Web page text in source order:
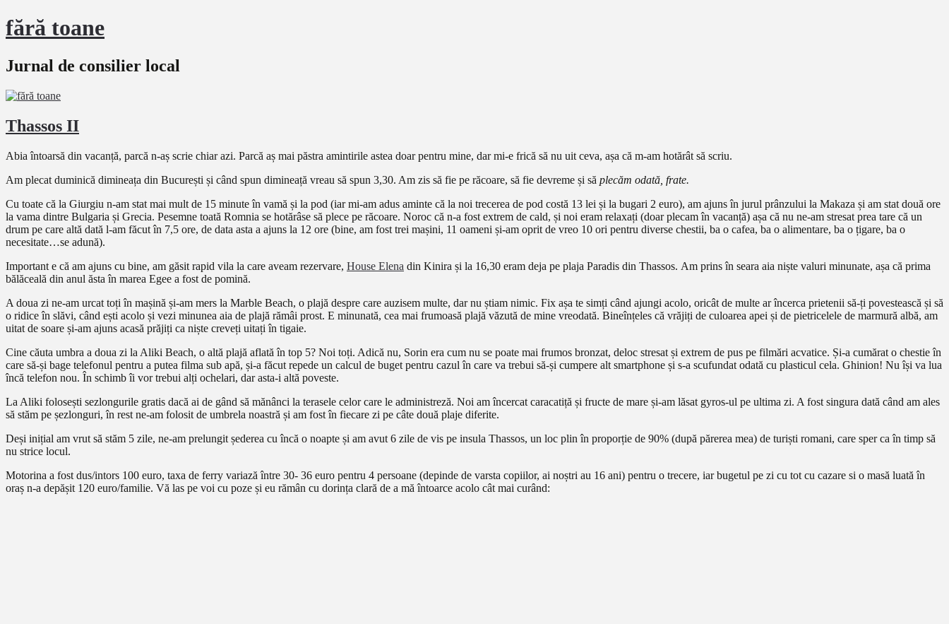
fără toane
Jurnal de consilier local
Thassos II
Abia întoarsă din vacanță, parcă n-aș scrie chiar azi. Parcă aș mai păstra amintirile astea doar pentru mine, dar mi-e frică să nu uit ceva, așa că m-am hotărât să scriu.
Am plecat duminică dimineața din București și când spun dimineață vreau să spun 3,30. Am zis să fie pe răcoare, să fie devreme și să plecăm odată, frate.
Cu toate că la Giurgiu n-am stat mai mult de 15 minute în vamă și la pod (iar mi-am adus aminte că la noi trecerea de pod costă 13 lei și la bugari 2 euro), am ajuns în jurul prânzului la Makaza și am stat două ore
la vama dintre Bulgaria și Grecia. Pesemne toată Romnia se hotărâse să plece pe răcoare. Noroc că n-a fost extrem de cald, și noi eram relaxați (doar plecam în vacanță) așa că nu ne-am stresat prea tare că un
drum pe care altă dată l-am făcut în 7,5 ore, de data asta a ajuns la 12 ore (bine, am fost trei mașini, 11 oameni și-am oprit de vreo 10 ori pentru diverse chestii, ba o cafea, ba o alimentare, ba o țigare, ba o
necesitate…se adună).
Important e că am ajuns cu bine, am găsit rapid vila la care aveam rezervare, House Elena din Kinira și la 16,30 eram deja pe plaja Paradis din Thassos. Am prins în seara aia niște valuri minunate, așa că prima
bălăceală din anul ăsta în marea Egee a fost de pomină.
A doua zi ne-am urcat toți în mașină și-am mers la Marble Beach, o plajă despre care auzisem multe, dar nu știam nimic. Fix așa te simți când ajungi acolo, oricât de multe ar încerca prietenii să-ți povestească și să
o ridice în slăvi, când ești acolo și vezi minunea aia de plajă rămâi prost. E minunată, cea mai frumoasă plajă văzută de mine vreodată. Bineînțeles că vrăjiți de culoarea apei și de pietricelele de marmură albă, am
uitat de soare și-am ajuns acasă prăjiți ca niște creveți uitați în tigaie.
Cine căuta umbra a doua zi la Aliki Beach, o altă plajă aflată în top 5? Noi toți. Adică nu, Sorin era cum nu se poate mai frumos bronzat, deloc stresat și extrem de pus pe filmări acvatice. Și-a cumărat o chestie în
care să-și bage telefonul pentru a putea filma sub apă, și-a făcut repede un calcul de buget pentru cazul în care va trebui să-și cumpere alt smartphone și s-a scufundat odată cu plasticul cela. Ghinion! Nu își va lua
încă telefon nou. În schimb îi vor trebui alți ochelari, dar asta-i altă poveste.
La Aliki folosești sezlongurile gratis dacă ai de gând să mănânci la terasele celor care le administreză. Noi am încercat caracatiță și fructe de mare și-am lăsat gyros-ul pe ultima zi. A fost singura dată când am ales
să stăm pe șezlonguri, în rest ne-am folosit de umbrela noastră și am fost în fiecare zi pe câte două plaje diferite.
Deși inițial am vrut să stăm 5 zile, ne-am prelungit șederea cu încă o noapte și am avut 6 zile de vis pe insula Thassos, un loc plin în proporție de 90% (după părerea mea) de turiști romani, care sper ca în timp să
nu strice locul.
Motorina a fost dus/intors 100 euro, taxa de ferry variază între 30- 36 euro pentru 4 persoane (depinde de varsta copiilor, ai noștri au 16 ani) pentru o trecere, iar bugetul pe zi cu tot cu cazare si o masă luată în
oraș n-a depășit 120 euro/familie. Vă las pe voi cu poze și eu rămân cu dorința clară de a mă întoarce acolo cât mai curând: